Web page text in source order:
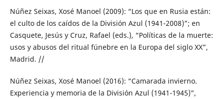
Núñez Seixas, Xosé Manoel (2009): “Los que en Rusia están:
el culto de los caídos de la División Azul (1941-2008)”; en
Casquete, Jesús y Cruz, Rafael (eds.), “Políticas de la muerte:
usos y abusos del ritual fúnebre en la Europa del siglo XX”,
Madrid. //
Núñez Seixas, Xosé Manoel (2016): “Camarada invierno.
Experiencia y memoria de la División Azul (1941-1945)”,